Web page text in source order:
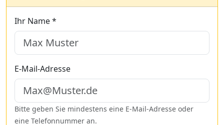
Ihr Name *
E-Mail-Adresse
Bitte geben Sie mindestens eine E-Mail-Adresse oder
eine Telefonnummer an.